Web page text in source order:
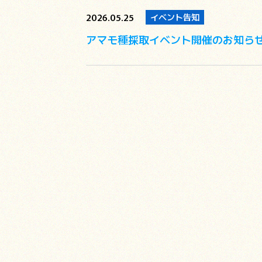
2026.05.25 イベント告知
アマモ種採取イベント開催のお知ら